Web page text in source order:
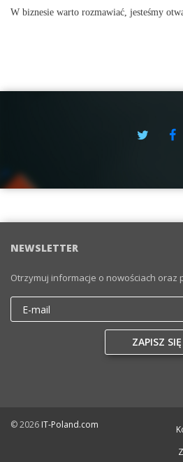
W biznesie warto rozmawiać, jesteśmy
NEWSLETTER
Otrzymuj informacje o nowościach oraz
ZAPISZ SIĘ
© 2026 IT-Poland.com